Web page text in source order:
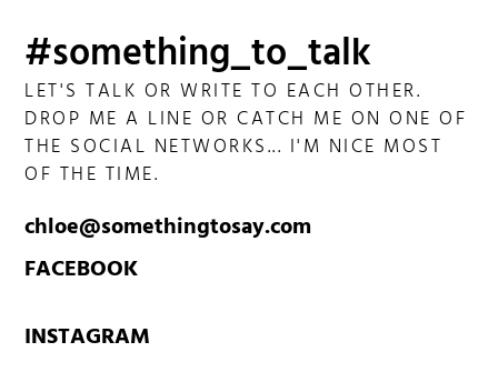
#something_to_talk
LET'S TALK OR WRITE TO EACH OTHER.
DROP ME A LINE OR CATCH ME ON ONE OF
THE SOCIAL NETWORKS... I'M NICE MOST
OF THE TIME.
chloe@somethingtosay.com
FACEBOOK
INSTAGRAM